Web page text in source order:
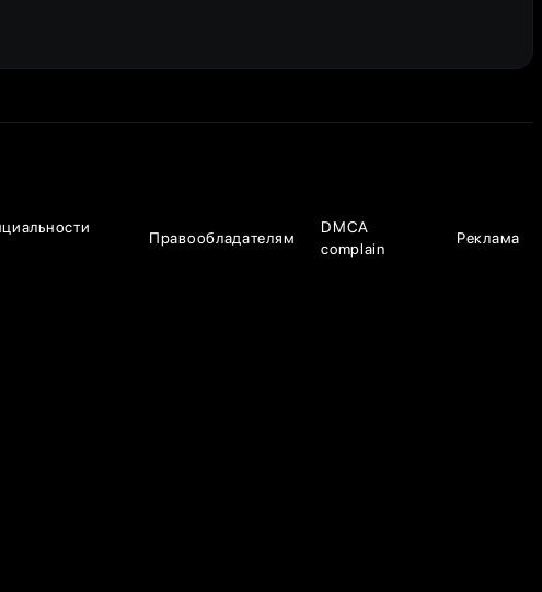
Правообладателям
DMCA
complain
Реклама